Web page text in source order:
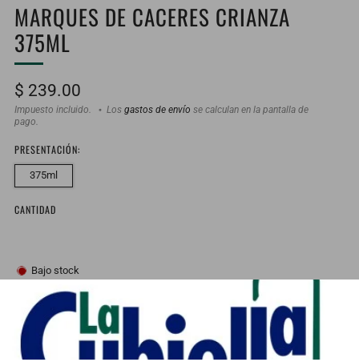
MARQUES DE CACERES CRIANZA
375ML
Precio
habitual
$ 239.00
Impuesto incluido. Los gastos de envío se calculan en la pantalla de
pago.
PRESENTACIÓN:
375ml
CANTIDAD
Bajo stock
AGREGAR AL CARRITO
Facebook
TwitterEmail